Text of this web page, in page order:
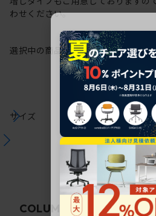
わせください。
選択中の商品情報注意事項
サイズ
COLUMN 関連コラム